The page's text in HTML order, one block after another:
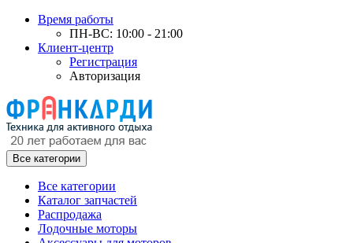
Время работы
ПН-ВС: 10:00 - 21:00
Клиент-центр
Регистрация
Авторизация
Все категории
Все категории
Каталог запчастей
Распродажа
Лодочные моторы